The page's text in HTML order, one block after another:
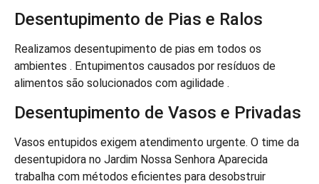
Desentupimento de Pias e Ralos
Realizamos desentupimento de pias em todos os
ambientes . Entupimentos causados por resíduos de
alimentos são solucionados com agilidade .
Desentupimento de Vasos e Privadas
Vasos entupidos exigem atendimento urgente. O time da
desentupidora no Jardim Nossa Senhora Aparecida
trabalha com métodos eficientes para desobstruir